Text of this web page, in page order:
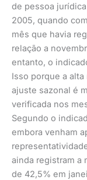
de pessoa
2005, quando
mês que havia
relação a
entanto, o
Isso porque a
ajuste sazonal é
verificada nos
Segundo o
embora venham
ainda registram a
de 42,5% em